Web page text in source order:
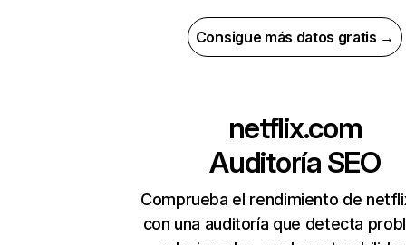
Consigue más datos gratis →
netflix.com
Auditoría SEO
Comprueba el rendimiento de
con una auditoría que detecta